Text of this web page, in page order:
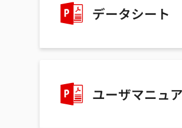
データシート
ユーザマニュ